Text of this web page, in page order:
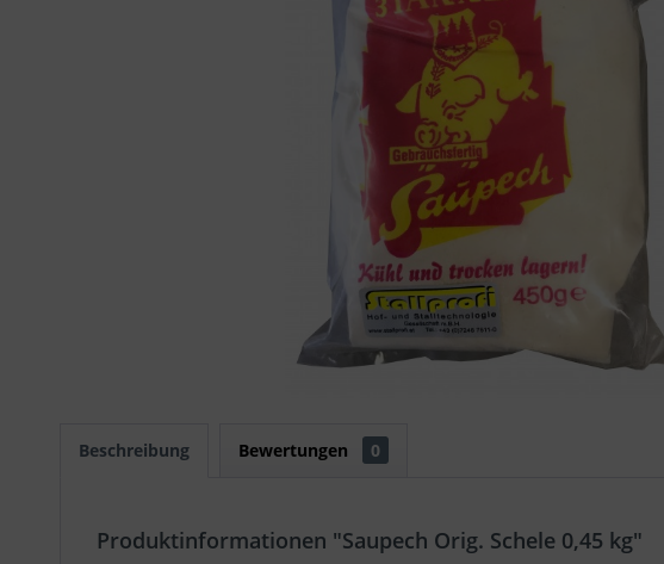
Beschreibung Bewertungen 0
Produktinformationen "Saupech Orig. Schele 0,45 kg"